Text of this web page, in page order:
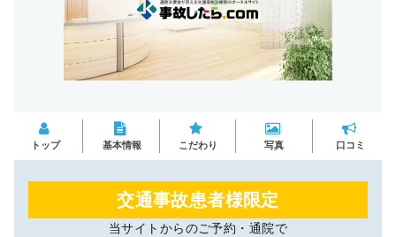
トップ 基本情報 こだわり 写真 口コミ
交通事故患者様限定
当サイトからのご予約・通院で